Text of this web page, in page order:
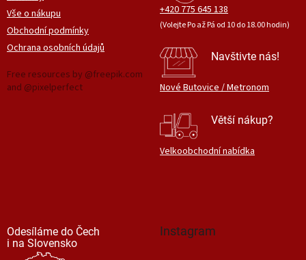
Vše o nákupu
Obchodní podmínky
Ochrana osobních údajů
Free resources by @freepik.com
and @pixelperfect
+420 775 645 138
(Volejte Po až Pá od 10 do 18.00 hodin)
Navštivte nás!
Nové Butovice / Metronom
Větší nákup?
Velkoobchodní nabídka
Odesíláme do Čech
i na Slovensko
Instagram